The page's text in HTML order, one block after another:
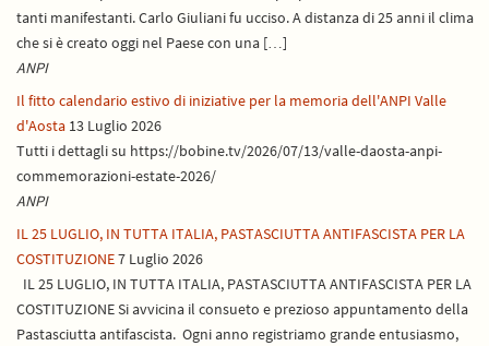
tanti manifestanti. Carlo Giuliani fu ucciso. A distanza di 25 anni il clima
che si è creato oggi nel Paese con una […]
ANPI
Il fitto calendario estivo di iniziative per la memoria dell'ANPI Valle
d'Aosta 13 Luglio 2026
Tutti i dettagli su https://bobine.tv/2026/07/13/valle-daosta-anpi-
commemorazioni-estate-2026/
ANPI
IL 25 LUGLIO, IN TUTTA ITALIA, PASTASCIUTTA ANTIFASCISTA PER LA
COSTITUZIONE7 Luglio 2026
IL 25 LUGLIO, IN TUTTA ITALIA, PASTASCIUTTA ANTIFASCISTA PER LA
COSTITUZIONE Si avvicina il consueto e prezioso appuntamento della
Pastasciutta antifascista. Ogni anno registriamo grande entusiasmo,